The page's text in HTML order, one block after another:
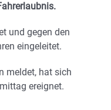
und gegen den
eingeleitet.
meldet, hat sich
ereignet.